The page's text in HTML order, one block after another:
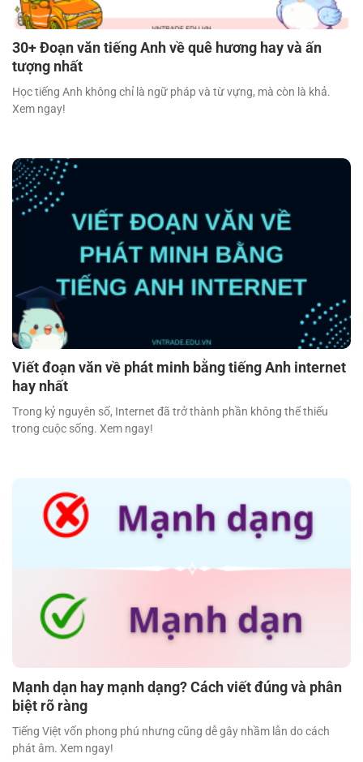
30+ Đoạn văn tiếng Anh về quê hương hay và ấn
tượng nhất
Học tiếng Anh không chỉ là ngữ pháp và từ vựng, mà còn là khả.
Xem ngay!
Viết đoạn văn về phát minh bằng tiếng Anh internet
hay nhất
Trong kỷ nguyên số, Internet đã trở thành phần không thể thiếu
trong cuộc sống. Xem ngay!
Mạnh dạn hay mạnh dạng? Cách viết đúng và phân
biệt rõ ràng
Tiếng Việt vốn phong phú nhưng cũng dễ gây nhầm lẫn do cách
phát âm. Xem ngay!